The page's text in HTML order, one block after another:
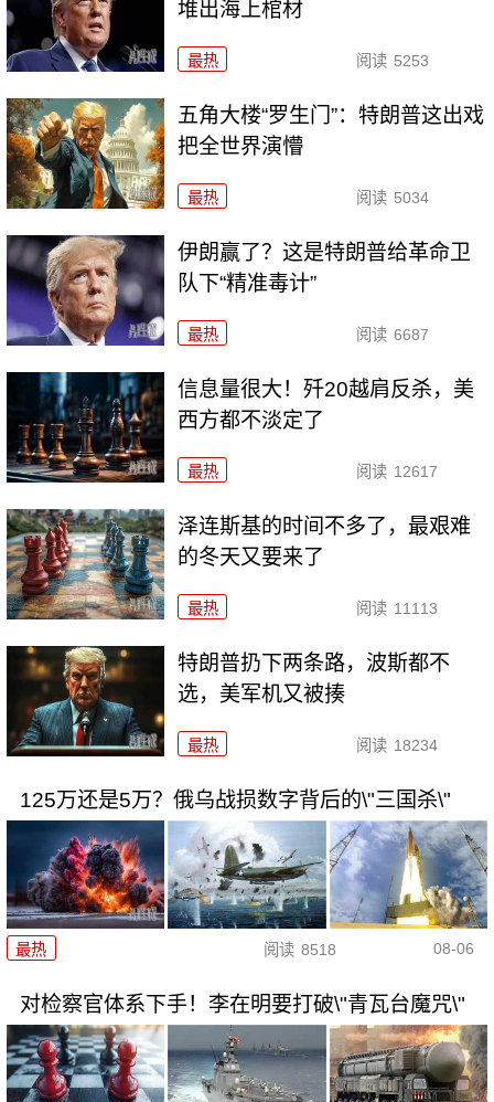
堆出海上棺材
最热 阅读 5253
五角大楼“罗生门”：特朗普这出戏
把全世界演懵
最热 阅读 5034
伊朗赢了？这是特朗普给革命卫
队下“精准毒计”
最热 阅读 6687
信息量很大！歼20越肩反杀，美
西方都不淡定了
最热 阅读 12617
泽连斯基的时间不多了，最艰难
的冬天又要来了
最热 阅读 11113
特朗普扔下两条路，波斯都不
选，美军机又被揍
最热 阅读 18234
125万还是5万？俄乌战损数字背后的\"三国杀\"
最热 阅读 8518 08-06
对检察官体系下手！李在明要打破\"青瓦台魔咒\"